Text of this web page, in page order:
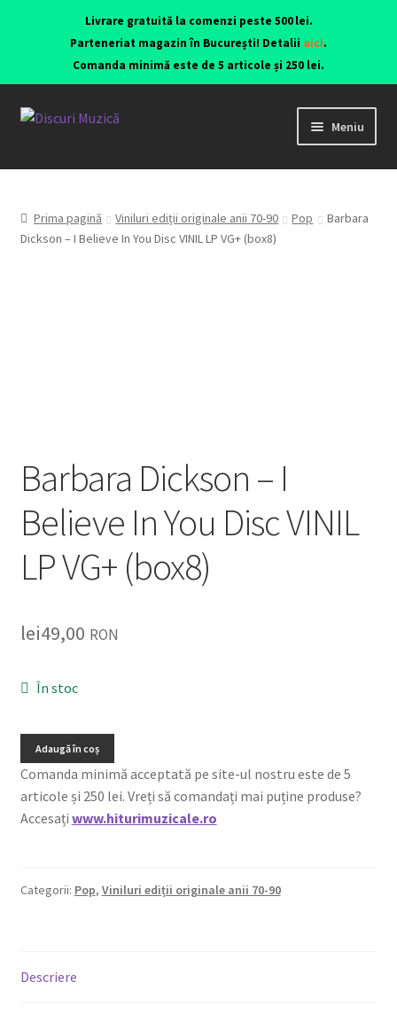
Livrare gratuită la comenzi peste 500 lei.
Parteneriat magazin în București! Detalii aici.
Comanda minimă este de 5 articole și 250 lei.
Meniu
Viniluri ediții originale anii 70-90
CD-uri originale
Contul meu
Blog
Prima pagină Viniluri ediții originale anii 70-90 Pop
Barbara
Dickson – I Believe In You Disc VINIL LP VG+ (box8)
Barbara Dickson – I
Believe In You Disc VINIL
LP VG+ (box8)
lei49,00 RON
În stoc
Adaugă în coș
Comanda minimă acceptată pe site-ul nostru este de 5
articole și 250 lei. Vreți să comandați mai puține produse?
Accesați www.hiturimuzicale.ro
Categorii: Pop, Viniluri ediții originale anii 70-90
Descriere